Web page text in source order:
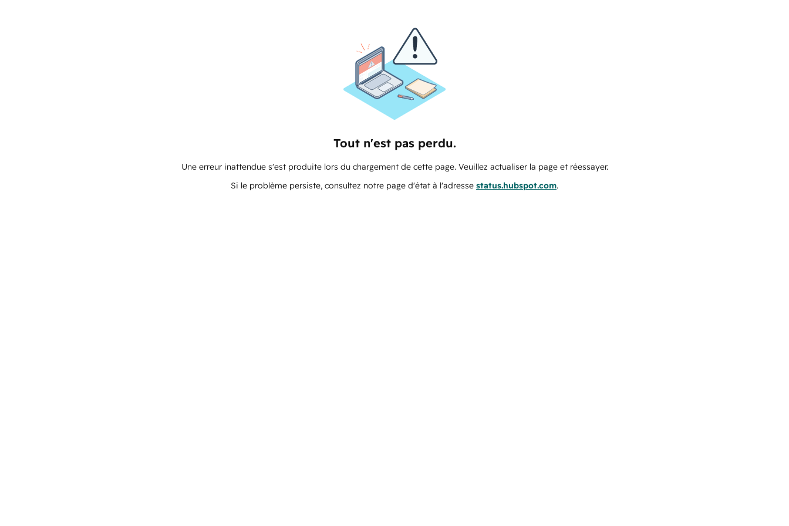
Tout n'est pas perdu.
Une erreur inattendue s'est produite lors du chargement de cette page. Veuillez actualiser la page et réessayer.
Si le problème persiste, consultez notre page d'état à l'adresse status.hubspot.com.